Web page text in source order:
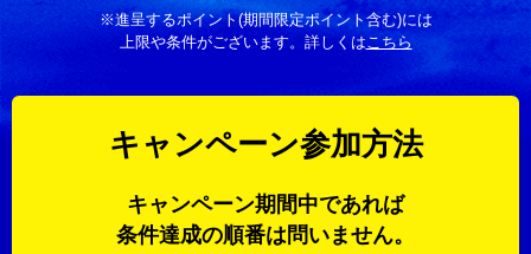
※進呈するポイント(期間限定ポイント含む)には
上限や条件がございます。 詳しくはこちら
キャンペーン参加方法
キャンペーン期間中であれば
条件達成の順番は問いません。